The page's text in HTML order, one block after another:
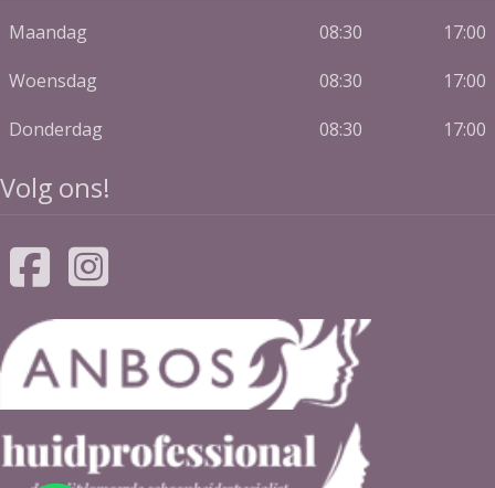
Maandag 08:30
17:00
Woensdag
08:30
17:00
Donderdag
08:30 17:00
Volg ons!